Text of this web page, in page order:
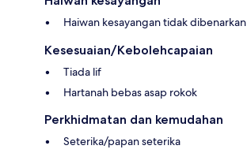
Haiwan kesayangan tidak dibenarkan
Kesesuaian/Kebolehcapaian
Tiada lif
Hartanah bebas asap rokok
Perkhidmatan dan kemudahan
Seterika/papan seterika